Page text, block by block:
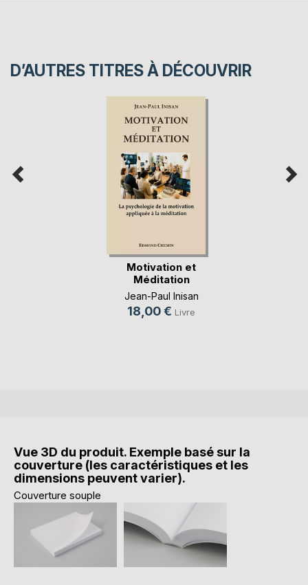
D’AUTRES TITRES À DÉCOUVRIR
Motivation et
Méditation
Jean-Paul Inisan
18,00 € Livre
Vue 3D du produit. Exemple basé sur la
couverture (les caractéristiques et les
dimensions peuvent varier).
Couverture souple